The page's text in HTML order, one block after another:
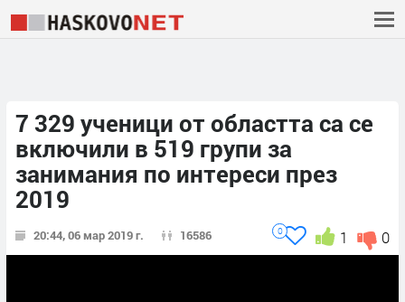
7 329 ученици от областта са се
включили в 519 групи за
занимания по интереси през
2019
20:44, 06 мар 2019 г. 16586 0
1
0